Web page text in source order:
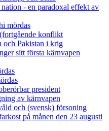
- en paradoxal effekt av
mördas
konflikt
och Pakistan i krig
sitt första kärnvapen
president
av kärnvapen
och (svensk) försoning
på månen den 23 augusti